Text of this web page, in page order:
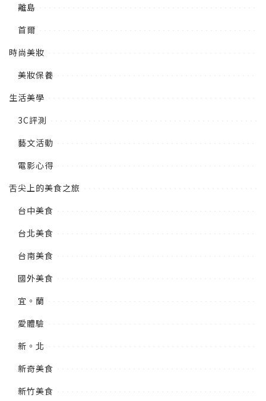
離島
首爾
時尚美妝
美妝保養
生活美學
3C評測
藝文活動
電影心得
舌尖上的美食之旅
台中美食
台北美食
台南美食
國外美食
宜。蘭
愛體驗
新。北
新奇美食
新竹美食